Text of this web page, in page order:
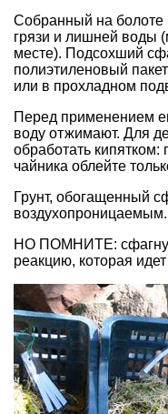
Собранный на болоте
грязи и лишней воды
месте). Подсохший
полиэтиленовый
или в прохладном
Перед применением
воду отжимают. Для
обработать
чайника облейте
Грунт, обогащенный
воздухопроницаемым.
НО ПОМНИТЕ:
реакцию, которая